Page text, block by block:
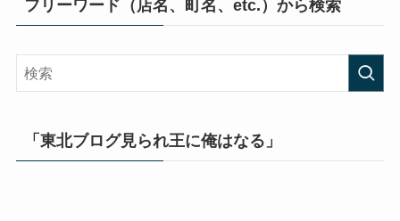
フリーワード（店名、町名、etc.）から検索
「東北ブログ見られ王に俺はなる」